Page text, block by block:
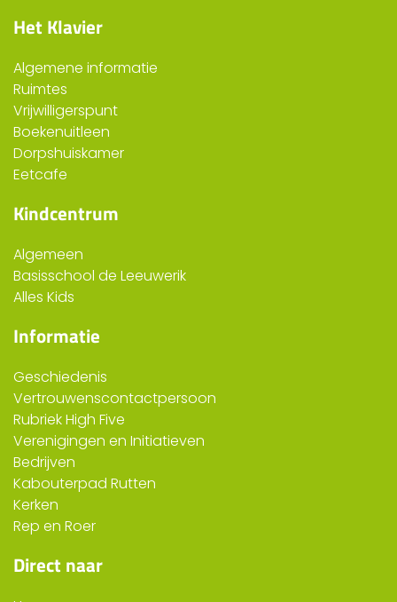
Het Klavier
Algemene informatie
Ruimtes
Vrijwilligerspunt
Boekenuitleen
Dorpshuiskamer
Eetcafe
Kindcentrum
Algemeen
Basisschool de Leeuwerik
Alles Kids
Informatie
Geschiedenis
Vertrouwenscontactpersoon
Rubriek High Five
Verenigingen en Initiatieven
Bedrijven
Kabouterpad Rutten
Kerken
Rep en Roer
Direct naar